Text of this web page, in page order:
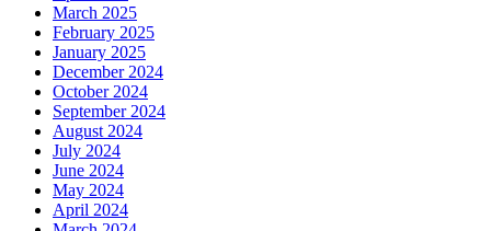
March 2025
February 2025
January 2025
December 2024
October 2024
September 2024
August 2024
July 2024
June 2024
May 2024
April 2024